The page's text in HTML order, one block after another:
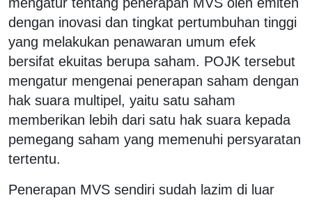
dengan inovasi dan tingkat pertumbuhan tinggi
yang melakukan penawaran umum efek
bersifat ekuitas berupa saham. POJK tersebut
mengatur mengenai penerapan saham dengan
hak suara multipel, yaitu satu saham
memberikan lebih dari satu hak suara kepada
pemegang saham yang memenuhi persyaratan
tertentu.
Penerapan MVS sendiri sudah lazim di luar